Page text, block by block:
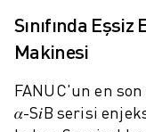
ROBOSHOT TOPLAM
TEL EROZYON
ROBOCUT DONANIM
ROBOCUT YAZILIMI
Sınıfında
Makinesi
FANUC'un en son
𝛼-S𝑖B serisi